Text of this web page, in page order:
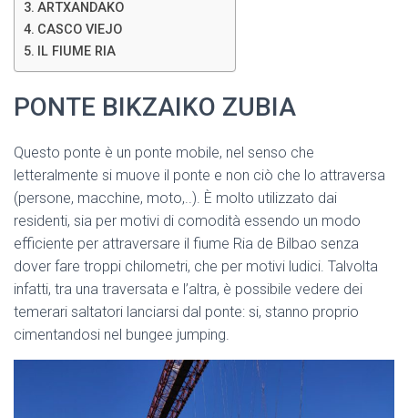
ARTXANDAKO
CASCO VIEJO
IL FIUME RIA
PONTE BIKZAIKO ZUBIA
Questo ponte è un ponte mobile, nel senso che
letteralmente si muove il ponte e non ciò che lo attraversa
(persone, macchine, moto,..). È molto utilizzato dai
residenti, sia per motivi di comodità essendo un modo
efficiente per attraversare il fiume Ria de Bilbao senza
dover fare troppi chilometri, che per motivi ludici. Talvolta
infatti, tra una traversata e l’altra, è possibile vedere dei
temerari saltatori lanciarsi dal ponte: si, stanno proprio
cimentandosi nel bungee jumping.